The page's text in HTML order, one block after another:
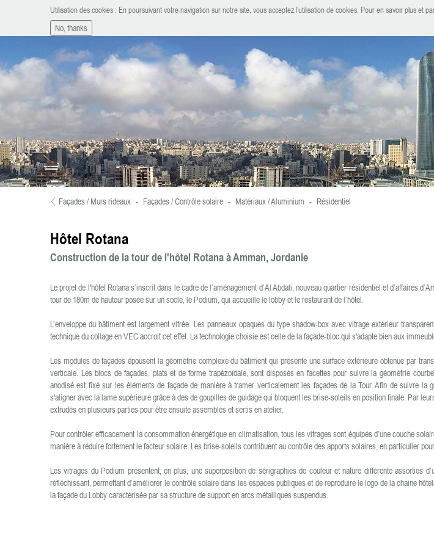
Aller au contenu principalUtilisation des cookies : En poursuivant votre navigation sur notre site, vous acceptez l’utilisation de cookies. Pour en savoir plus et
No, thanks
Façades / Murs rideaux - Façades / Contrôle solaire - Matériaux / Aluminium - Résidentiel
Hôtel Rotana
Construction de la tour de l'hôtel Rotana à Amman, Jordanie
Le projet de l'hôtel Rotana s’inscrit dans le cadre de l’aménagement d’Al Abdali, nouveau quartier résidentiel et d’affaires
tour de 180m de hauteur posée sur un socle, le Podium, qui accueille le lobby et le restaurant de l’hôtel.
L’enveloppe du bâtiment est largement vitrée. Les panneaux opaques du type shadow-box avec vitrage extérieur
technique du collage en VEC accroit cet effet. La technologie choisie est celle de la façade-bloc qui s'adapte bien aux
Les modules de façades épousent la géométrie complexe du bâtiment qui présente une surface extérieure obtenue par
verticale. Les blocs de façades, plats et de forme trapézoïdale, sont disposés en facettes pour suivre la géométrie
anodisé est fixé sur les éléments de façade de manière à tramer verticalement les façades de la Tour. Afin de suivre la
s'aligner avec la lame supérieure grâce à des de goupilles de guidage qui bloquent les brise-soleils en position finale. Par
extrudés en plusieurs parties pour être ensuite assemblés et sertis en atelier.
Pour contrôler efficacement la consommation énergétique en climatisation, tous les vitrages sont équipés d’une couche
manière à réduire fortement le facteur solaire. Les brise-soleils contribuent au contrôle des apports solaires, en particulier
Les vitrages du Podium présentent, en plus, une superposition de sérigraphies de couleur et nature différente assorties
réfléchissant, permettant d’améliorer le contrôle solaire dans les espaces publiques et de reproduire le logo de la chaine
la façade du Lobby caractérisée par sa structure de support en arcs métalliques suspendus.